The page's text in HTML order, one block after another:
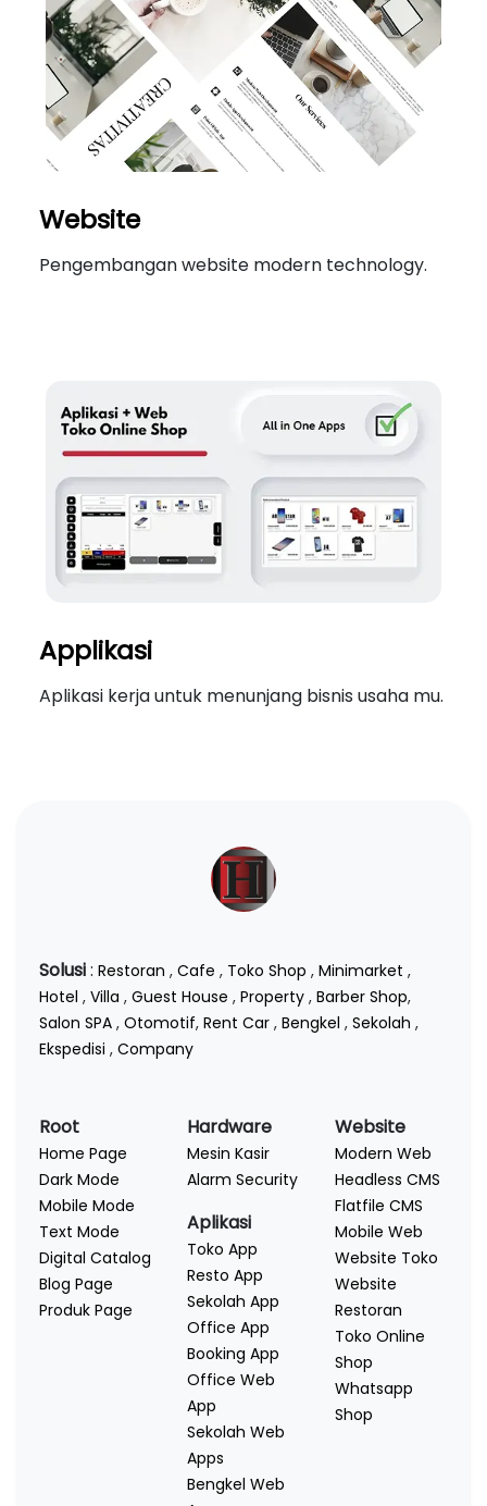
Website
Pengembangan website modern technology.
Applikasi
Aplikasi kerja untuk menunjang bisnis usaha mu.
Solusi: Restoran , Cafe , Toko Shop , Minimarket ,
Hotel , Villa , Guest House , Property , Barber Shop,
Salon SPA , Otomotif, Rent Car , Bengkel , Sekolah ,
Ekspedisi , Company
Root
Home Page
Dark Mode
Mobile Mode
Text Mode
Digital Catalog
Blog Page
Produk Page
Hardware
Mesin Kasir
Alarm Security
Aplikasi
Toko App
Resto App
Sekolah App
Office App
Booking App
Office Web
App
Sekolah Web
Apps
Bengkel Web
Website
Modern Web
Headless CMS
Flatfile CMS
Mobile Web
Website Toko
Website
Restoran
Toko Online
Shop
Whatsapp
Shop